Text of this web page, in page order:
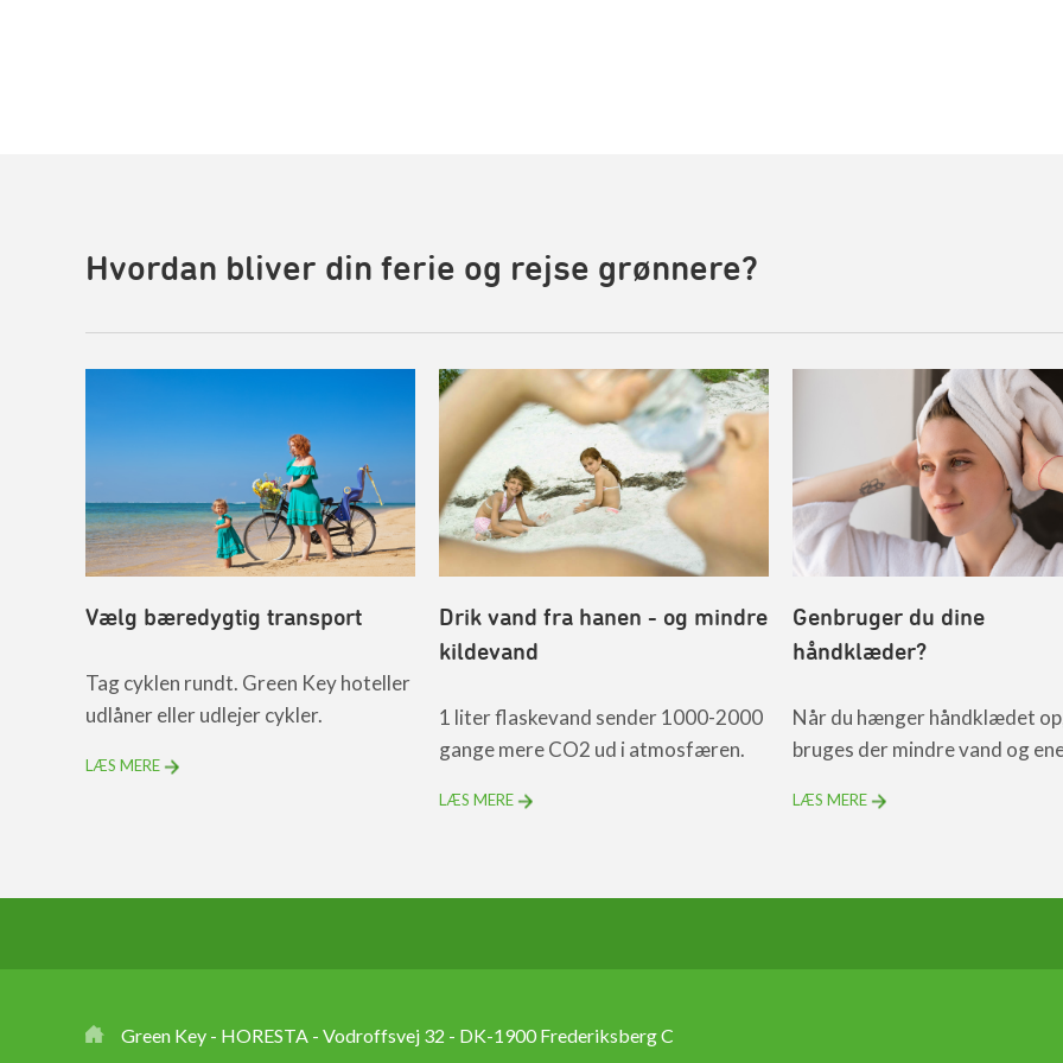
Hvordan bliver din ferie og rejse grønnere?
Vælg bæredygtig transport
Tag cyklen rundt. Green Key hoteller
udlåner eller udlejer cykler.
LÆS MERE
Drik vand fra hanen - og mindre
kildevand
1 liter flaskevand sender 1000-2000
gange mere CO2 ud i atmosfæren.
LÆS MERE
Genbruger du dine
håndklæder?
Når du hænger håndklædet
bruges der mindre vand og
LÆS MERE
Green Key - HORESTA - Vodroffsvej 32 - DK-1900 Frederiksberg C